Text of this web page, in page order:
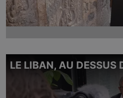
LE LIBAN, AU DESSUS